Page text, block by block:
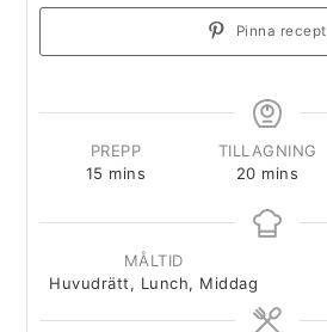
Pinna recept
PREPP
15 mins
TILLAGNING
20 mins
MÅLTID
Huvudrätt, Lunch, Middag